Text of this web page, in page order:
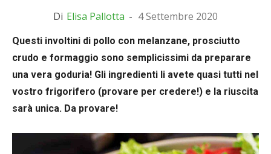
Di Elisa Pallotta - 4 Settembre 2020
Questi involtini di pollo con melanzane, prosciutto
crudo e formaggio sono semplicissimi da preparare
una vera goduria! Gli ingredienti li avete quasi tutti nel
vostro frigorifero (provare per credere!) e la riuscita
sarà unica. Da provare!